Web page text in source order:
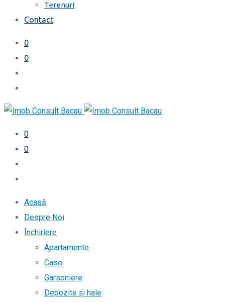
Terenuri
Contact
0
0
0
0
Acasă
Despre Noi
Închiriere
Apartamente
Case
Garsoniere
Depozite și hale